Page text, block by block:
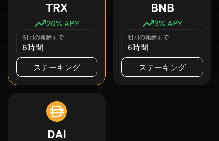
TRX
20% APY
初回の報酬まで
6時間
ステーキング
BNB
3% APY
初回の報酬まで
6時間
ステーキング
DAI